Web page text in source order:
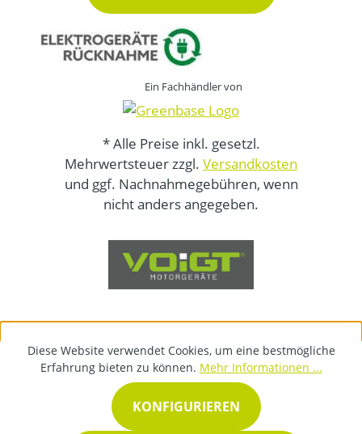
Ein Fachhändler von
* Alle Preise inkl. gesetzl.
Mehrwertsteuer zzgl. Versandkosten
und ggf. Nachnahmegebühren, wenn
nicht anders angegeben.
Diese Website verwendet Cookies, um eine bestmögliche
Erfahrung bieten zu können. Mehr Informationen ...
KONFIGURIEREN